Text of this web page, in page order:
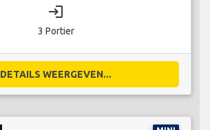
login
3 Portier
DETAILS WEERGEVEN...